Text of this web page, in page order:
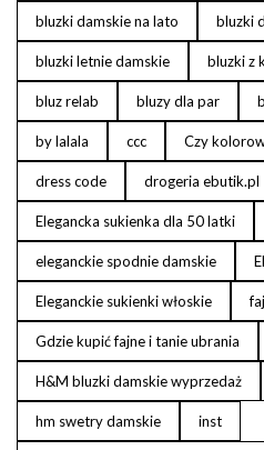
bluzki damskie na lato bluzki
bluzki letnie damskie bluzki z
bluz relab bluzy dla par
by lalala ccc Czy
dress code drogeria ebutik.pl
Elegancka sukienka dla 50 latki
eleganckie spodnie damskie
Eleganckie sukienki włoskie
Gdzie kupić fajne i tanie ubrania
H&M bluzki damskie wyprzedaż
hm swetry damskie inst